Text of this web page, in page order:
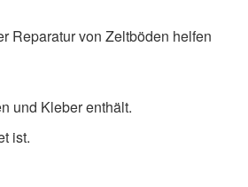
Reparatur von Zeltböden helfen
und Kleber enthält.
ist.